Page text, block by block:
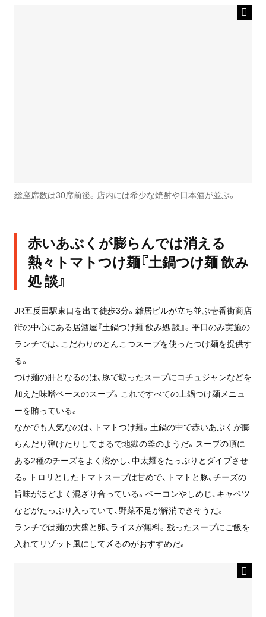
総座席数は30席前後。店内には希少な焼酎や日本酒が並ぶ。
赤いあぶくが膨らんでは消える
熱々トマトつけ麺『土鍋つけ麺 飲み
処 談』
JR五反田駅東口を出て徒歩3分。雑居ビルが立ち並ぶ壱番街商店
街の中心にある居酒屋『土鍋つけ麺 飲み処 談』。平日のみ実施の
ランチでは、こだわりのとんこつスープを使ったつけ麺を提供す
る。
つけ麺の肝となるのは、豚で取ったスープにコチュジャンなどを
加えた味噌ベースのスープ。これですべての土鍋つけ麺メニュ
ーを賄っている。
なかでも人気なのは、トマトつけ麺。土鍋の中で赤いあぶくが膨
らんだり弾けたりしてまるで地獄の釜のようだ。スープの頂に
ある2種のチーズをよく溶かし、中太麺をたっぷりとダイブさせ
る。トロリとしたトマトスープは甘めで、トマトと豚、チーズの
旨味がほどよく混ざり合っている。ベーコンやしめじ、キャベツ
などがたっぷり入っていて、野菜不足が解消できそうだ。
ランチでは麺の大盛と卵、ライスが無料。残ったスープにご飯を
入れてリゾット風にして〆るのがおすすめだ。